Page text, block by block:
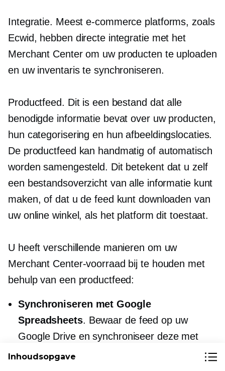
Integratie. Meeste-commerce platforms, zoals
Ecwid, hebben directe integratie met het
Merchant Center om uw producten te uploaden
en uw inventaris te synchroniseren.
Productfeed. Dit is een bestand dat alle
benodigde informatie bevat over uw producten,
hun categorisering en hun afbeeldingslocaties.
De productfeed kan handmatig of automatisch
worden samengesteld. Dit betekent dat u zelf
een bestandsoverzicht van alle informatie kunt
maken, of dat u de feed kunt downloaden van
uw online winkel, als het platform dit toestaat.
U heeft verschillende manieren om uw
Merchant Center-voorraad bij te houden met
behulp van een productfeed:
Synchroniseren met Google
Spreadsheets. Bewaar de feed op uw
Google Drive en synchroniseer deze met
GMC. Elke keer dat u een wijziging in de
Inhoudsopgave